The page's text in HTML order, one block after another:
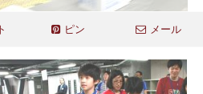
ピン メール